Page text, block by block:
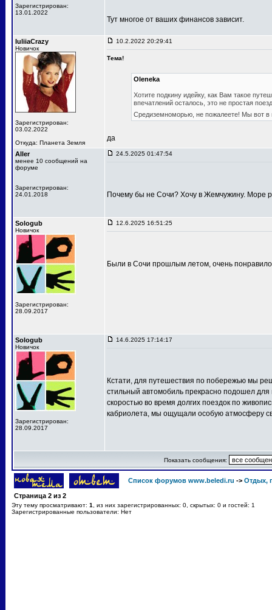
Зарегистрирован:
13.01.2022
Тут многое от ваших финансов зависит.
IuliiaCrazy
Новичок
Зарегистрирован:
03.02.2022
Откуда: Планета Земля
10.2.2022 20:29:41
Тема!
Oleneka
Хотите подкину идейку, как Вам такое
впечатлений осталось, это не простая
Средиземноморью, не пожалеете! Мы вот
да
Aller
менее 10 сообщений на
форуме
Зарегистрирован:
24.01.2018
24.5.2025 01:47:54
Почему бы не Сочи? Хочу в Жемчужину. Море
Sologub
Новичок
Зарегистрирован:
28.09.2017
12.6.2025 16:51:25
Были в Сочи прошлым летом, очень
Sologub
Новичок
Зарегистрирован:
28.09.2017
14.6.2025 17:14:17
Кстати, для путешествия по побережью мы
стильный автомобиль прекрасно подошел
скоростью во время долгих поездок по
кабриолета, мы ощущали особую атмосферу
Показать сообщения:
Список форумов www.beledi.ru -> Отдых,
Страница 2 из 2
Эту тему просматривают: 1
, из них зарегистрированных: 0, скрытых: 0 и гостей: 1
Зарегистрированные пользователи: Нет